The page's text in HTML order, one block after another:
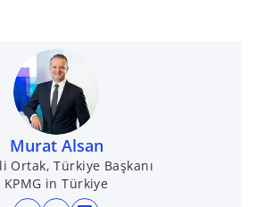
Murat Alsan
Ortak, Türkiye Başkanı
KPMG in Türkiye